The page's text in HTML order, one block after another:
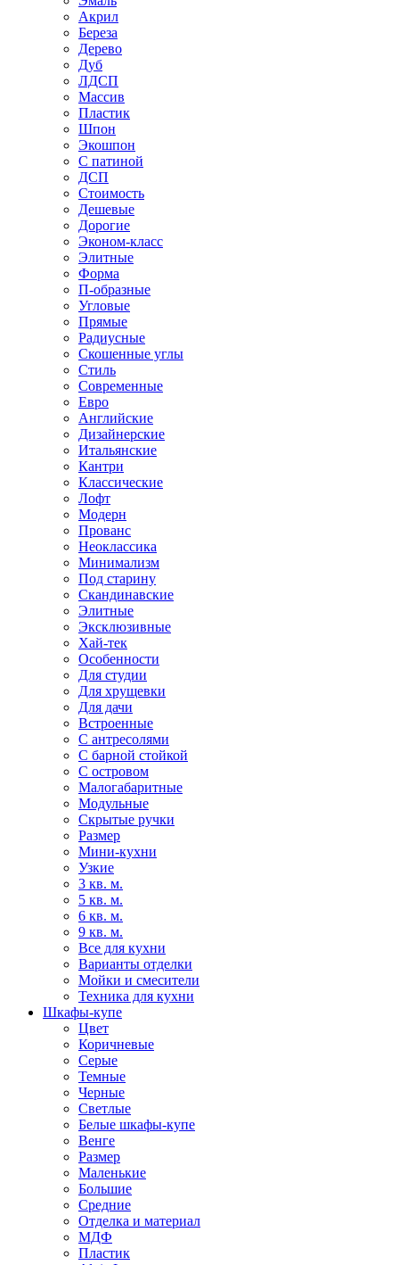
Акрил
Береза
Дерево
Дуб
ЛДСП
Массив
Пластик
Шпон
Экошпон
С патиной
ДСП
Стоимость
Дешевые
Дорогие
Эконом-класс
Элитные
Форма
П-образные
Угловые
Прямые
Радиусные
Скошенные углы
Стиль
Современные
Евро
Английские
Дизайнерские
Итальянские
Кантри
Классические
Лофт
Модерн
Прованс
Неоклассика
Минимализм
Под старину
Скандинавские
Элитные
Эксклюзивные
Хай-тек
Особенности
Для студии
Для хрущевки
Для дачи
Встроенные
С антресолями
С барной стойкой
С островом
Малогабаритные
Модульные
Скрытые ручки
Размер
Мини-кухни
Узкие
3 кв. м.
5 кв. м.
6 кв. м.
9 кв. м.
Все для кухни
Варианты отделки
Мойки и смесители
Техника для кухни
Шкафы-купе
Цвет
Коричневые
Серые
Темные
Черные
Светлые
Белые шкафы-купе
Венге
Размер
Маленькие
Большие
Средние
Отделка и материал
МДФ
Пластик